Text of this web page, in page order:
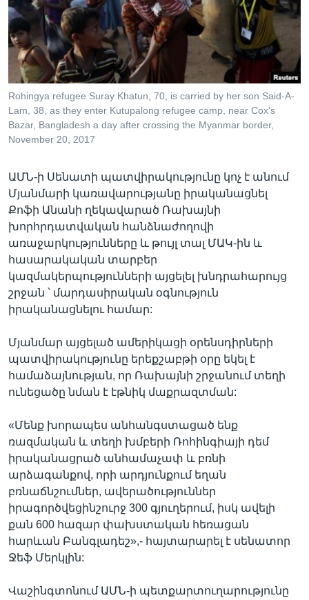
Լեզուներ
Rohingya refugee Suray Khatun, 70, is carried by her son Said-A-
Lam, 38, as they enter Kutupalong refugee camp, near Cox's
Bazar, Bangladesh a day after crossing the Myanmar border,
November 20, 2017
ԱՄՆ-ի Սենատի պատվիրակությունը կոչ է անում
Մյանմարի կառավարությանը իրականացնել
Քոֆի Անանի ղեկավարած Ռախայնի
խորհրդատվական հանձնաժողովի
առաջարկությունները և թույլ տալ ՄԱԿ-ին և
հասարակական տարբեր
կազմակերպությունների այցելել խնդրահարույց
շրջան ՝ մարդասիրական օգնություն
իրականացնելու համար:
Մյանմար այցելած ամերիկացի օրենսդիրների
պատվիրակությունը երեքշաբթի օրը եկել է
համաձայնության, որ Ռախայնի շրջանում տեղի
ունեցածը նման է էթնիկ մաքրազտման:
«Մենք խորապես անհանգստացած ենք
ռազմական և տեղի խմբերի Ռոհինգիայի դեմ
իրականացրած անհամաչափ և բռնի
արձագանքով, որի արդյունքում եղան
բռնաճնշումներ, ավերածություններ
իրագործվեցինշուրջ 300 գյուղերում, իսկ ավելի
քան 600 հազար փախստական հեռացան
հարևան Բանգլադեշ»,- հայտարարել է սենատոր
Ջեֆ Մերկլին:
Վաշինգտոնում ԱՄՆ-ի պետքարտուղարությունը